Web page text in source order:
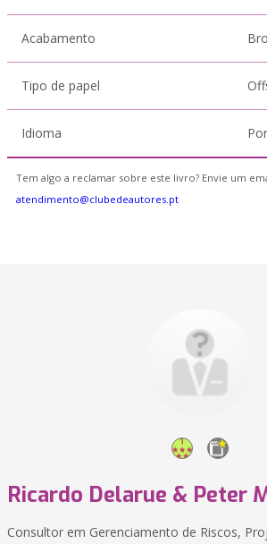
Acabamento
Tipo de papel
Idioma
Tem algo a reclamar sobre este livro? Envie um
atendimento@clubedeautores.pt
Ricardo Delarue & Peter
Consultor em Gerenciamento de Riscos,